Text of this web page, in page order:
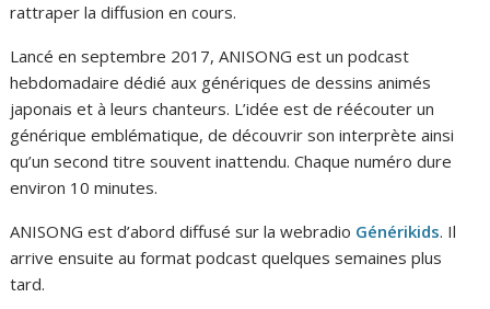
rattraper la diffusion en cours.
Lancé en septembre 2017, ANISONG est un podcast
hebdomadaire dédié aux génériques de dessins animés
japonais et à leurs chanteurs. L’idée est de réécouter un
générique emblématique, de découvrir son interprète ainsi
qu’un second titre souvent inattendu. Chaque numéro dure
environ 10 minutes.
ANISONG est d’abord diffusé sur la webradio Générikids. Il
arrive ensuite au format podcast quelques semaines plus
tard.